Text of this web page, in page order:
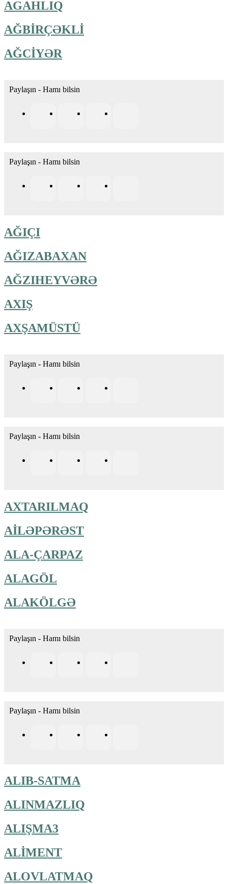
AGAHLIQ
AĞBİRÇƏKLİ
AĞCİYƏR
Paylaşın - Hamı bilsin
Paylaşın - Hamı bilsin
AĞIÇI
AĞIZABAXAN
AĞZIHEYVƏRƏ
AXIŞ
AXŞAMÜSTÜ
Paylaşın - Hamı bilsin
Paylaşın - Hamı bilsin
AXTARILMAQ
AİLƏPƏRƏST
ALA-ÇARPAZ
ALAGÖL
ALAKÖLGƏ
Paylaşın - Hamı bilsin
Paylaşın - Hamı bilsin
ALIB-SATMA
ALINMAZLIQ
ALIŞMA3
ALİMENT
ALOVLATMAQ